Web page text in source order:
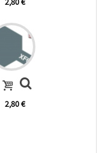
2,80 €